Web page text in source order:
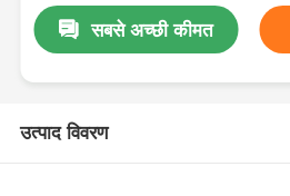
सबसे अच्छी कीमत
उत्पाद विवरण